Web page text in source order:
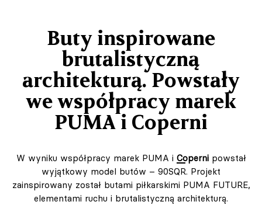
Buty inspirowane
brutalistyczną
architekturą. Powstały
we współpracy marek
PUMA i Coperni
W wyniku współpracy marek PUMA i Copernipowstał
wyjątkowy model butów – 90SQR. Projekt
zainspirowany został butami piłkarskimi PUMA FUTURE,
elementami ruchu i brutalistyczną architekturą.